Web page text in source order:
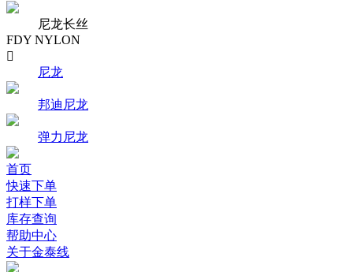
尼龙长丝
FDY NYLON

尼龙
邦迪尼龙
弹力尼龙
首页
快速下单
打样下单
库存查询
帮助中心
关于金泰线